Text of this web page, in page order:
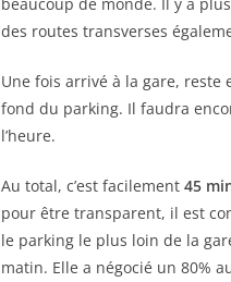
des routes transverses
Une fois arrivé à la gare,
fond du parking. Il faudra
l’heure.
Au total, c’est facilement 45
pour être transparent, il est
le parking le plus loin de la
matin. Elle a négocié un 80%